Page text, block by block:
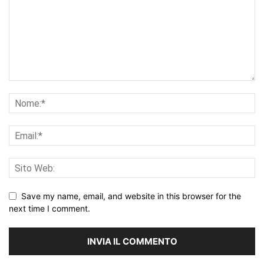
Save my name, email, and website in this browser for the
next time I comment.